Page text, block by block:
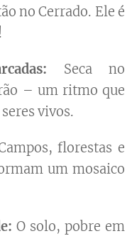
no Cerrado. Ele é
Seca no
– um ritmo que
vivos.
florestas e
um mosaico
O solo, pobre em